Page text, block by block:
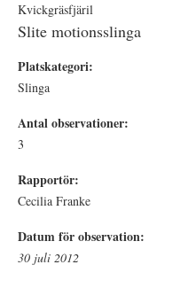
Kvickgräsfjäril
Slite motionsslinga
Platskategori:
Slinga
Antal observationer:
3
Rapportör:
Cecilia Franke
Datum för observation:
30 juli 2012